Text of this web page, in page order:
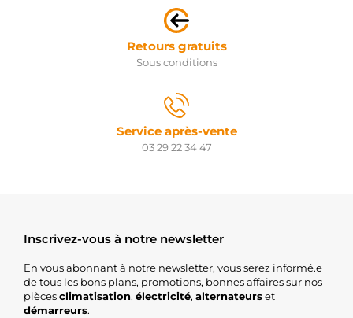
Retours gratuits
Sous conditions
Service après-vente
03 29 22 34 47
Inscrivez-vous à notre newsletter
En vous abonnant à notre newsletter, vous serez informé.e
de tous les bons plans, promotions, bonnes affaires sur nos
piècesclimatisation, électricité, alternateurset
démarreurs.